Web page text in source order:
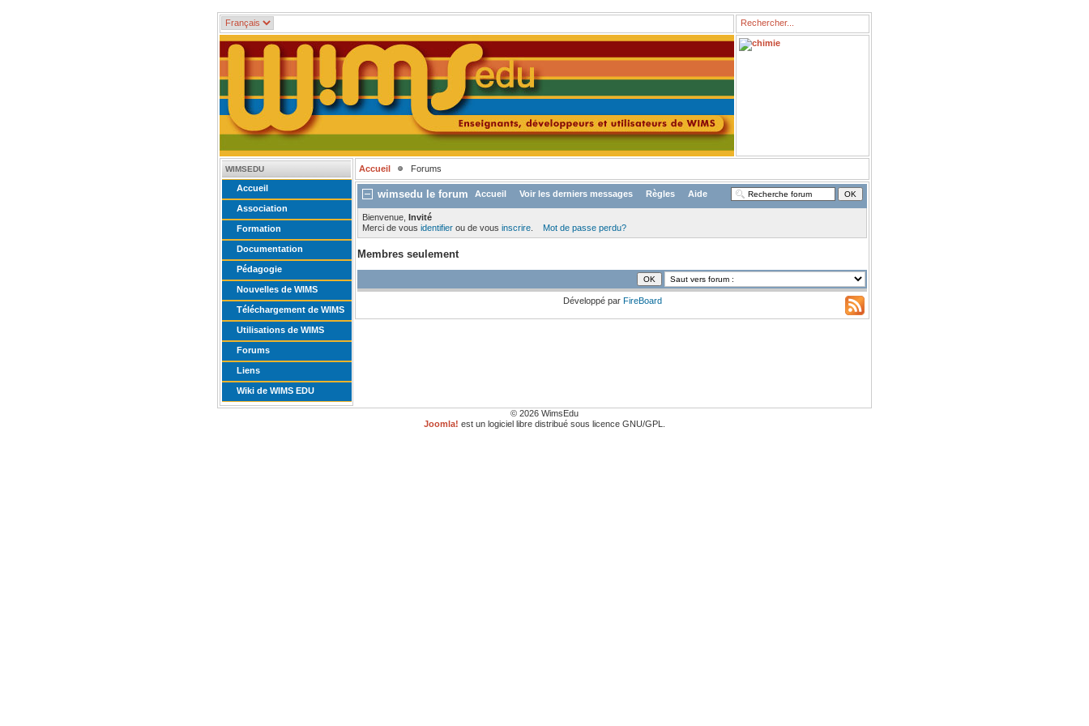
WIMSEDU
Accueil
Association
Formation
Documentation
Pédagogie
Nouvelles de WIMS
Téléchargement de WIMS
Utilisations de WIMS
Forums
Liens
Wiki de WIMS EDU
Accueil Forums
wimsedu le forum Accueil Voir les derniers messages Règles Aide
Bienvenue, Invité
Merci de vous identifier ou de vous inscrire Mot de passe perdu?
Membres seulement
Développé par FireBoard
© 2026 WimsEdu
Joomla! est un logiciel libre distribué sous licence GNU/GPL.